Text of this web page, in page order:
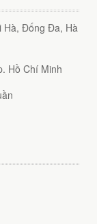
Hà, Đống Đa, Hà
Hồ Chí Minh